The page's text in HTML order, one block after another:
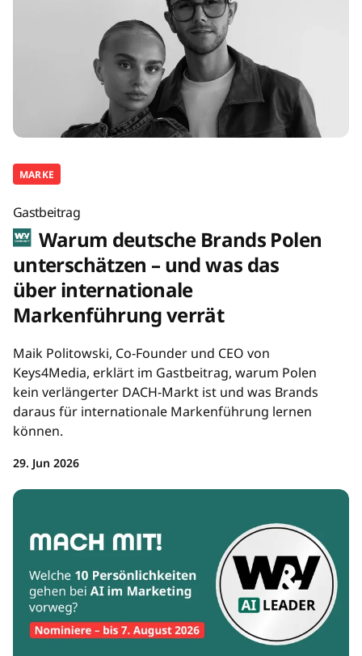
MARKE
Gastbeitrag
Warum deutsche Brands Polen
unterschätzen – und was das
über internationale
Markenführung verrät
Maik Politowski, Co-Founder und CEO von
Keys4Media, erklärt im Gastbeitrag, warum Polen
kein verlängerter DACH-Markt ist und was Brands
daraus für internationale Markenführung lernen
können.
29. Jun 2026